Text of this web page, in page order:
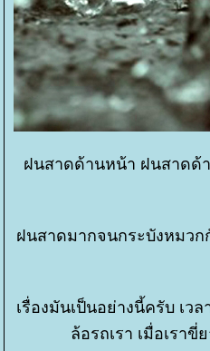
ฝนสาดด้านหน้า ฝนสาดด้
ฝนสาดมากจนกระบังหมว
เรื่องมันเป็นอย่างนี้ครับ เ
ล้อรถเรา เมื่อเรา